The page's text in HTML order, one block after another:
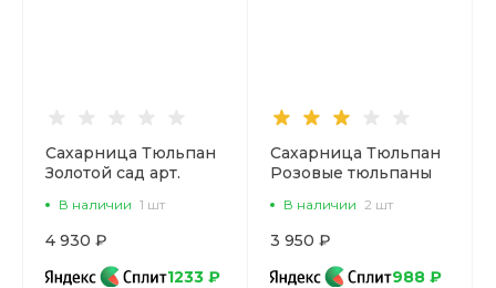
Сахарница Тюльпан
Золотой сад арт.
В наличии 1 шт
4 930 ₽
1233 ₽
Сахарница Тюльпан
Розовые тюльпаны
В наличии 2 шт
3 950 ₽
988 ₽